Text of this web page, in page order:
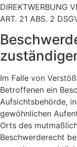
DIREKTWERBUNG
ART. 21 ABS. 2
Im Falle von
Betroffenen ein
Aufsichtsbehörde,
gewöhnlichen
Orts des
Beschwerderecht